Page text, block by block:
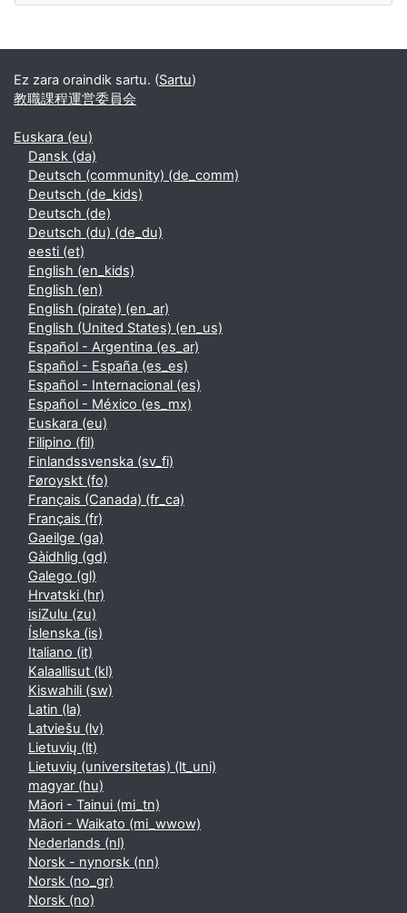
Bloke gehigarriak
Ez zara oraindik sartu. (Sartu)
教職課程運営委員会
Euskara ‎(eu)‎
Dansk ‎(da)‎
Deutsch (community) ‎(de_comm)‎
Deutsch ‎(de_kids)‎
Deutsch ‎(de)‎
Deutsch (du) ‎(de_du)‎
eesti ‎(et)‎
English ‎(en_kids)‎
English ‎(en)‎
English (pirate) ‎(en_ar)‎
English (United States) ‎(en_us)‎
Español - Argentina ‎(es_ar)‎
Español - España ‎(es_es)‎
Español - Internacional ‎(es)‎
Español - México ‎(es_mx)‎
Euskara ‎(eu)‎
Filipino ‎(fil)‎
Finlandssvenska ‎(sv_fi)‎
Føroyskt ‎(fo)‎
Français (Canada) ‎(fr_ca)‎
Français ‎(fr)‎
Gaeilge ‎(ga)‎
Gàidhlig ‎(gd)‎
Galego ‎(gl)‎
Hrvatski ‎(hr)‎
isiZulu ‎(zu)‎
Íslenska ‎(is)‎
Italiano ‎(it)‎
Kalaallisut ‎(kl)‎
Kiswahili ‎(sw)‎
Latin ‎(la)‎
Latviešu ‎(lv)‎
Lietuvių ‎(lt)‎
Lietuvių (universitetas) ‎(lt_uni)‎
magyar ‎(hu)‎
Māori - Tainui ‎(mi_tn)‎
Māori - Waikato ‎(mi_wwow)‎
Nederlands ‎(nl)‎
Norsk - nynorsk ‎(nn)‎
Norsk ‎(no_gr)‎
Norsk ‎(no)‎